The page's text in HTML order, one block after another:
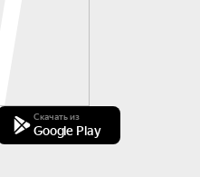
Скачать из
Google Play